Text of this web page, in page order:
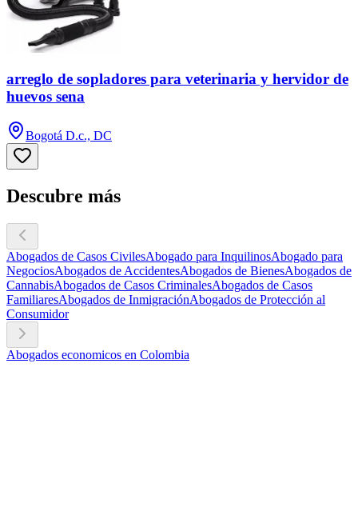
arreglo de sopladores para veterinaria y hervidor de
huevos sena
Bogotá D.c., DC
Descubre más
Abogados de Casos CivilesAbogado para InquilinosAbogado para
NegociosAbogados de AccidentesAbogados de BienesAbogados de
CannabisAbogados de Casos CriminalesAbogados de Casos
FamiliaresAbogados de InmigraciónAbogados de Protección al
Consumidor
Abogados economicos en Colombia